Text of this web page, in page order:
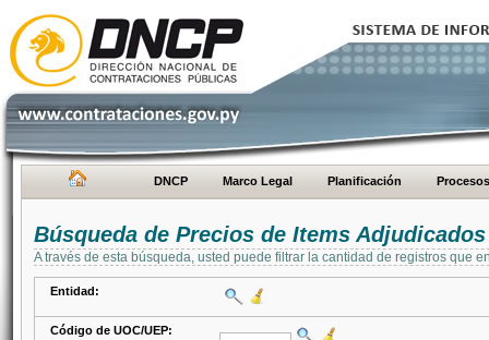
DNCP Marco Legal Planificación Procesos
Búsqueda de Precios de Items Adjudicados
A través de esta búsqueda, usted puede filtrar la cantidad de registros que
Entidad:
Código de UOC/UEP: